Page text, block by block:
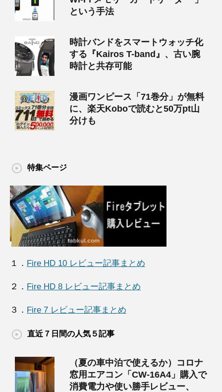
という手法
時計バンドをスマートウォッチ化
する『Kairos T-band』、古い腕
時計と共存可能
漫画ワンピース「71巻分」が無料
に、楽天Koboで読むと50万pt山
分けも
特集ページ
１． Fire HD 10 レビュー記事まとめ
２． Fire HD 8 レビュー記事まとめ
３． Fire 7 レビュー記事まとめ
直近７日間の人気５記事
（夏の車中泊で使えるか）コロナ
窓用エアコン「CW-16A4」購入で
消費電力や使い勝手レビュー、